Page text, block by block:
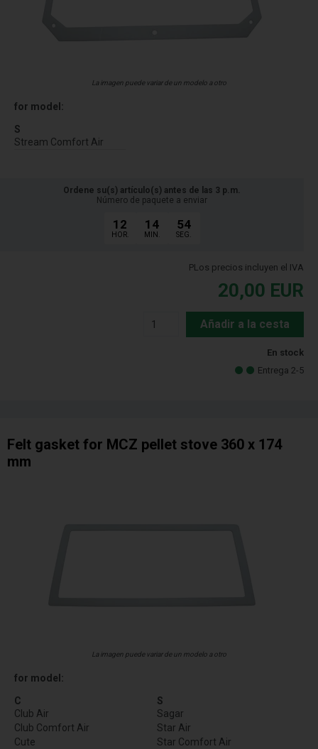
La imagen puede variar de un modelo a otro
for model:
S
Stream Comfort Air
Ordene su(s) artículo(s) antes de las 3 p.m.
Número de paquete a enviar
12
HOR.
14
MIN.
53
SEG.
PLos precios incluyen el IVA
20,00 EUR
Añadir a la cesta
En stock
Entrega 2-5
Felt gasket for MCZ pellet stove 360 x 174
mm
La imagen puede variar de un modelo a otro
for model:
C
Club Air
Club Comfort Air
Cute
S
Sagar
Star Air
Star Comfort Air